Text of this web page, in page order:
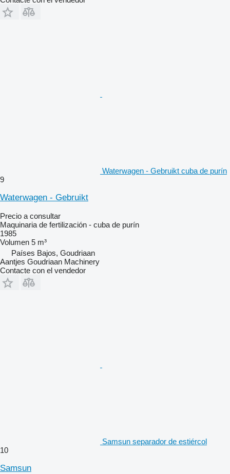
Waterwagen - Gebruikt cuba de purín
9
Waterwagen - Gebruikt
Precio a consultar
Maquinaria de fertilización - cuba de purín
1985
Volumen 5 m³
Países Bajos, Goudriaan
Aantjes Goudriaan Machinery
Contacte con el vendedor
Samsun separador de estiércol
10
Samsun